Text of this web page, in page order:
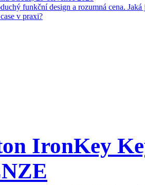
funkční design a rozumná cena. Jaká
v praxi?
IronKey